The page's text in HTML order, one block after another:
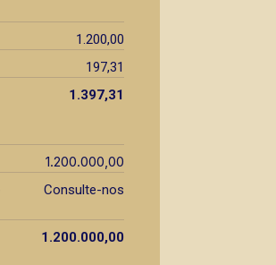
1.200,00
197,31
1.397,31
1.200.000,00
Consulte-nos
1.200.000,00